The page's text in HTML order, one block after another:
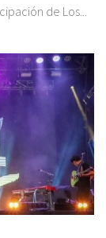
de Los...